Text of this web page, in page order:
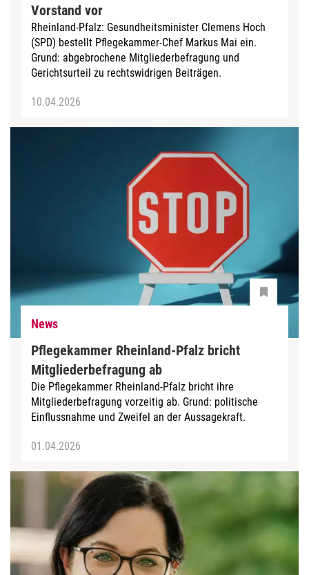
Vorstand vor
Rheinland-Pfalz: Gesundheitsminister Clemens Hoch
(SPD) bestellt Pflegekammer-Chef Markus Mai ein.
Grund: abgebrochene Mitgliederbefragung und
Gerichtsurteil zu rechtswidrigen Beiträgen.
10.04.2026
News
Pflegekammer Rheinland-Pfalz bricht
Mitgliederbefragung ab
Die Pflegekammer Rheinland-Pfalz bricht ihre
Mitgliederbefragung vorzeitig ab. Grund: politische
Einflussnahme und Zweifel an der Aussagekraft.
01.04.2026